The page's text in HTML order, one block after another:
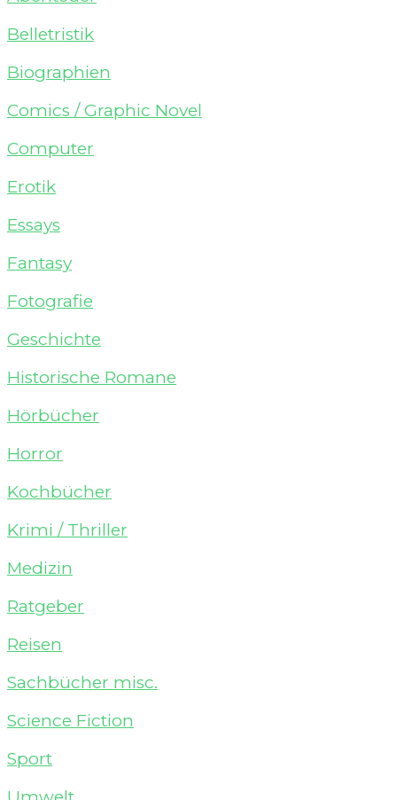
Belletristik
Biographien
Comics / Graphic Novel
Computer
Erotik
Essays
Fantasy
Fotografie
Geschichte
Historische Romane
Hörbücher
Horror
Kochbücher
Krimi / Thriller
Medizin
Ratgeber
Reisen
Sachbücher misc.
Science Fiction
Sport